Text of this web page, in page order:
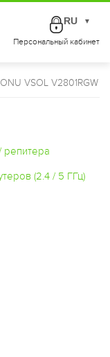
Персональный кабинет
RU ▼
VSOL V2801RGW
репитера
(2.4 / 5 ГГц)